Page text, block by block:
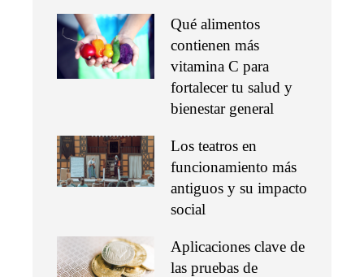
Qué alimentos
contienen más
vitamina C para
fortalecer tu salud y
bienestar general
Los teatros en
funcionamiento más
antiguos y su impacto
social
Aplicaciones clave de
las pruebas de